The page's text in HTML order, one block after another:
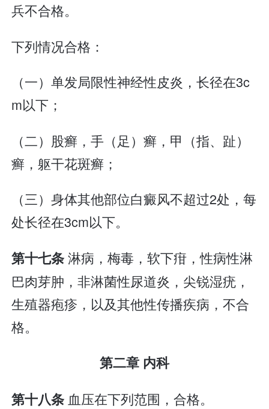
兵不合格。
下列情况合格：
（一）单发局限性神经性皮炎，长径在3c
m以下；
（二）股癣，手（足）癣，甲（指、趾）
癣，躯干花斑癣；
（三）身体其他部位白癜风不超过2处，每
处长径在3cm以下。
第十七条淋病，梅毒，软下疳，性病性淋
巴肉芽肿，非淋菌性尿道炎，尖锐湿疣，
生殖器疱疹，以及其他性传播疾病，不合
格。
第二章 内科
第十八条 血压在下列范围，合格。